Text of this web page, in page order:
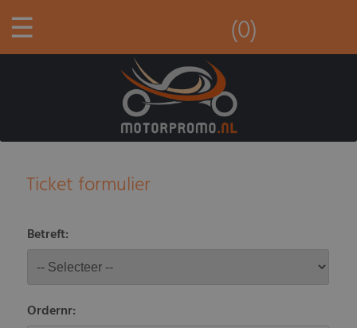
☰ (0)
Ticket formulier
Betreft:
Ordernr: